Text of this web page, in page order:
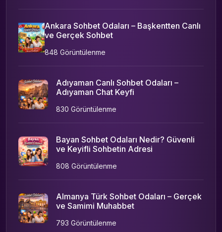
Ankara Sohbet Odaları – Başkentten Canlı
ve Gerçek Sohbet
848 Görüntülenme
Adıyaman Canlı Sohbet Odaları –
Adıyaman Chat Keyfi
830 Görüntülenme
Bayan Sohbet Odaları Nedir? Güvenli
ve Keyifli Sohbetin Adresi
808 Görüntülenme
Almanya Türk Sohbet Odaları – Gerçek
ve Samimi Muhabbet
793 Görüntülenme